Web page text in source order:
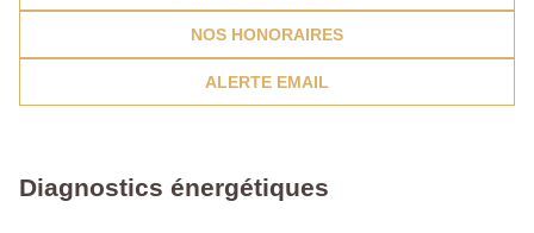
NOS HONORAIRES
ALERTE EMAIL
Diagnostics énergétiques